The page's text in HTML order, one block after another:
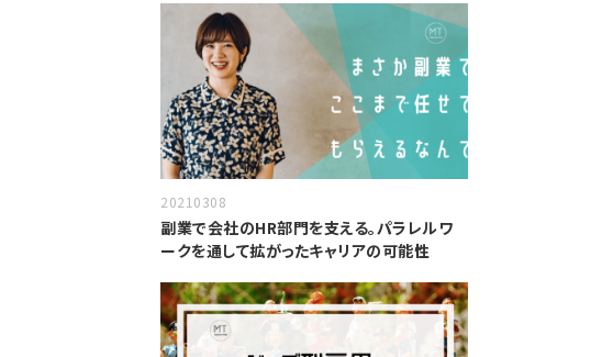
20210308
副業で会社のHR部門を支える。パラレルワ
ークを通して拡がったキャリアの可能性